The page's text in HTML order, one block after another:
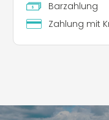
Barzahlung
Zahlung mit